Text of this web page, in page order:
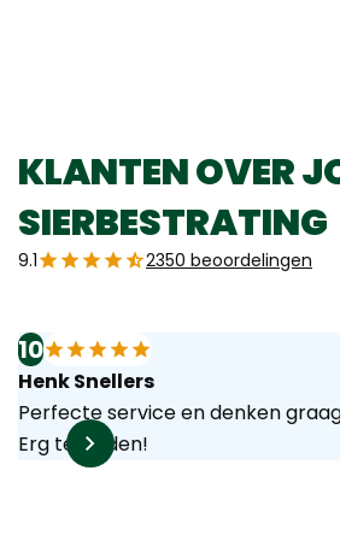
KLANTEN OVER
SIERBESTRATING
9.1 2350 beoordelingen
10
Henk Snellers
Perfecte service en denken
Erg tevreden!